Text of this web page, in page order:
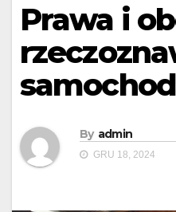
Prawa i
By admin
GRU 18, 2024